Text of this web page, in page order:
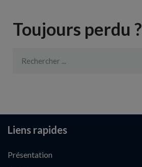
Toujours perdu ?
Liens rapides
Présentation